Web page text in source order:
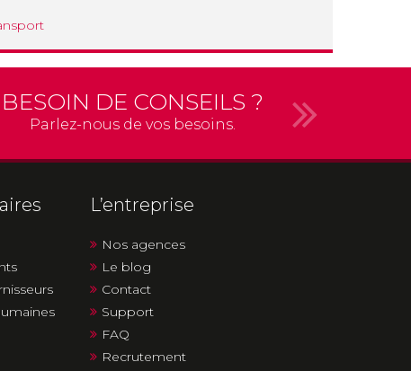
BESOIN DE CONSEILS ?
Parlez-nous de vos besoins.
L’entreprise
Nos agences
Le blog
Contact
Support
FAQ
Recrutement